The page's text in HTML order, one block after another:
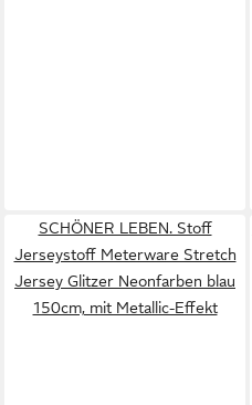
SCHÖNER LEBEN. Stoff
Jerseystoff Meterware Stretch
Jersey Glitzer Neonfarben blau
150cm, mit Metallic-Effekt